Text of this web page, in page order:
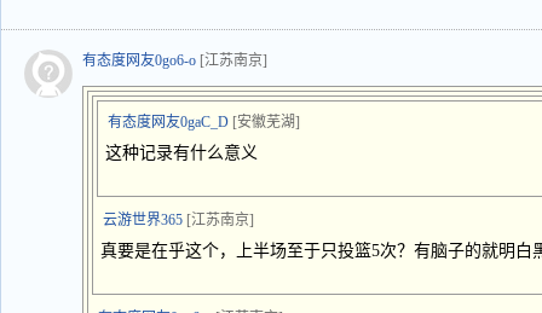
有态度网友0go6-o [江苏南京]
有态度网友0gaC_D [安徽芜湖]
这种记录有什么意义
云游世界365 [江苏南京]
真要是在乎这个，上半场至于只投篮5次？有脑子的就明白